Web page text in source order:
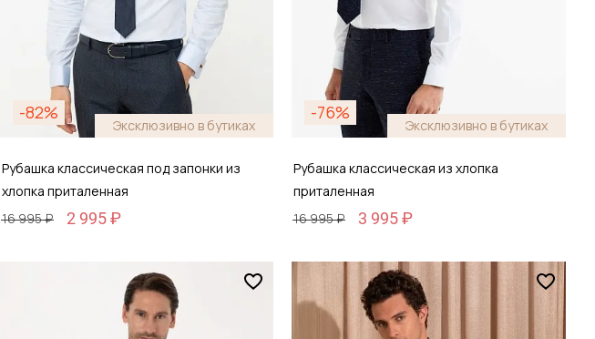
-82%
Эксклюзивно в бутиках
Рубашка классическая под запонки из
хлопка приталенная
16 995 ₽
2 995 ₽
-76%
Эксклюзивно в бутиках
Рубашка классическая из хлопка
приталенная
16 995 ₽
3 995 ₽
Размер
38 / 44